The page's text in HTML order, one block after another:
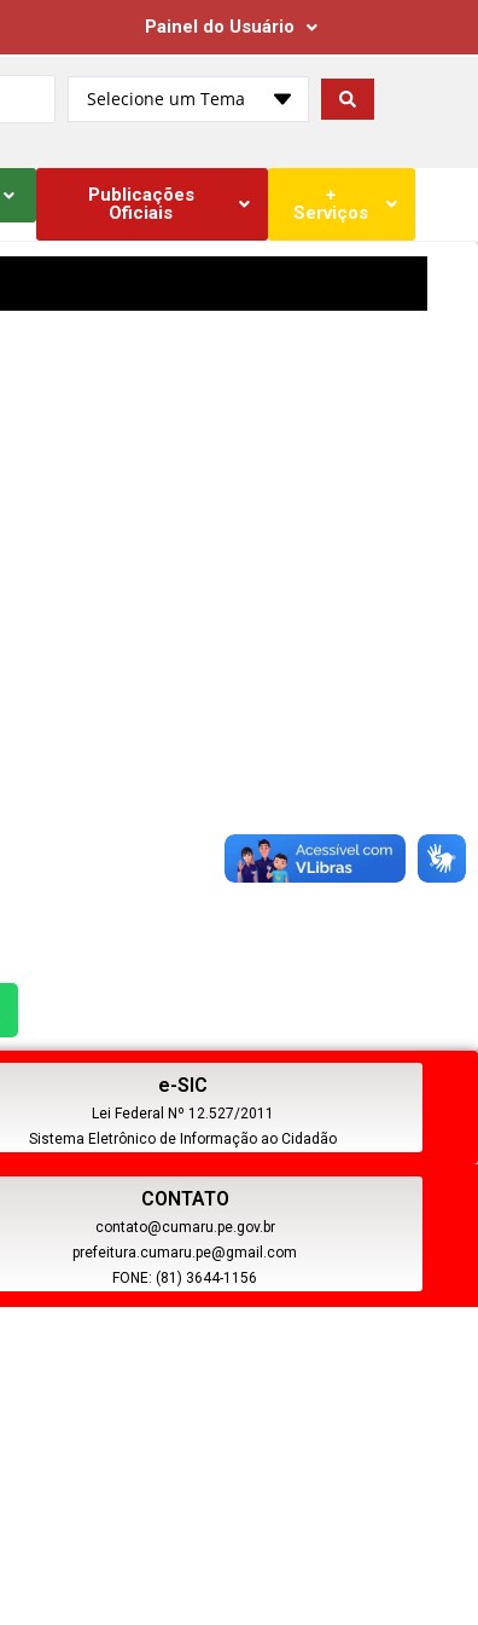
Painel do Usuário
Selecione um Tema
Publicações
Oficiais
+
Serviços
e-SIC
Lei Federal Nº 12.527/2011
Sistema Eletrônico de Informação ao Cidadão
CONTATO
contato@cumaru.pe.gov.br
prefeitura.cumaru.pe@gmail.com
FONE: (81) 3644-1156